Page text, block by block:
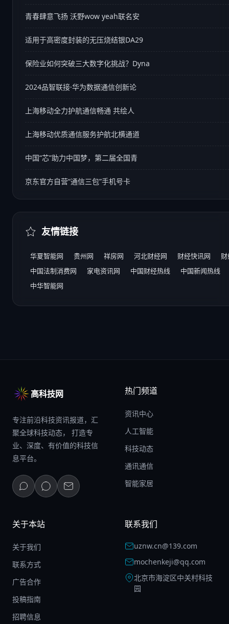
青春肆意飞扬 沃野wow yeah联名安
适用于高密度封装的无压烧结银DA29
保险业如何突破三大数字化挑战？Dyna
2024品智联接·华为数据通信创新论
上海移动全力护航通信畅通 共绘人
上海移动优质通信服务护航北横通道
中国“芯”助力中国梦，第二届全国青
京东官方自营“通信三包”手机号卡
友情链接
华夏智能网 贵州网 祥房网 河北财经网 财经快讯网
中国法制消费网
家电资讯网 中国财经热线
中国新闻热线
中华智能网
高科技网
专注前沿科技资讯报道，汇
聚全球科技动态， 打造专
业、深度、有价值的科技信
息平台。
热门频道
资讯中心
人工智能
科技动态
通讯通信
智能家居
关于本站
关于我们
联系方式
广告合作
投稿指南
招聘信息
联系我们
uznw.cn@139.com
mochenkeji@qq.com
北京市海淀区中关村科技
园